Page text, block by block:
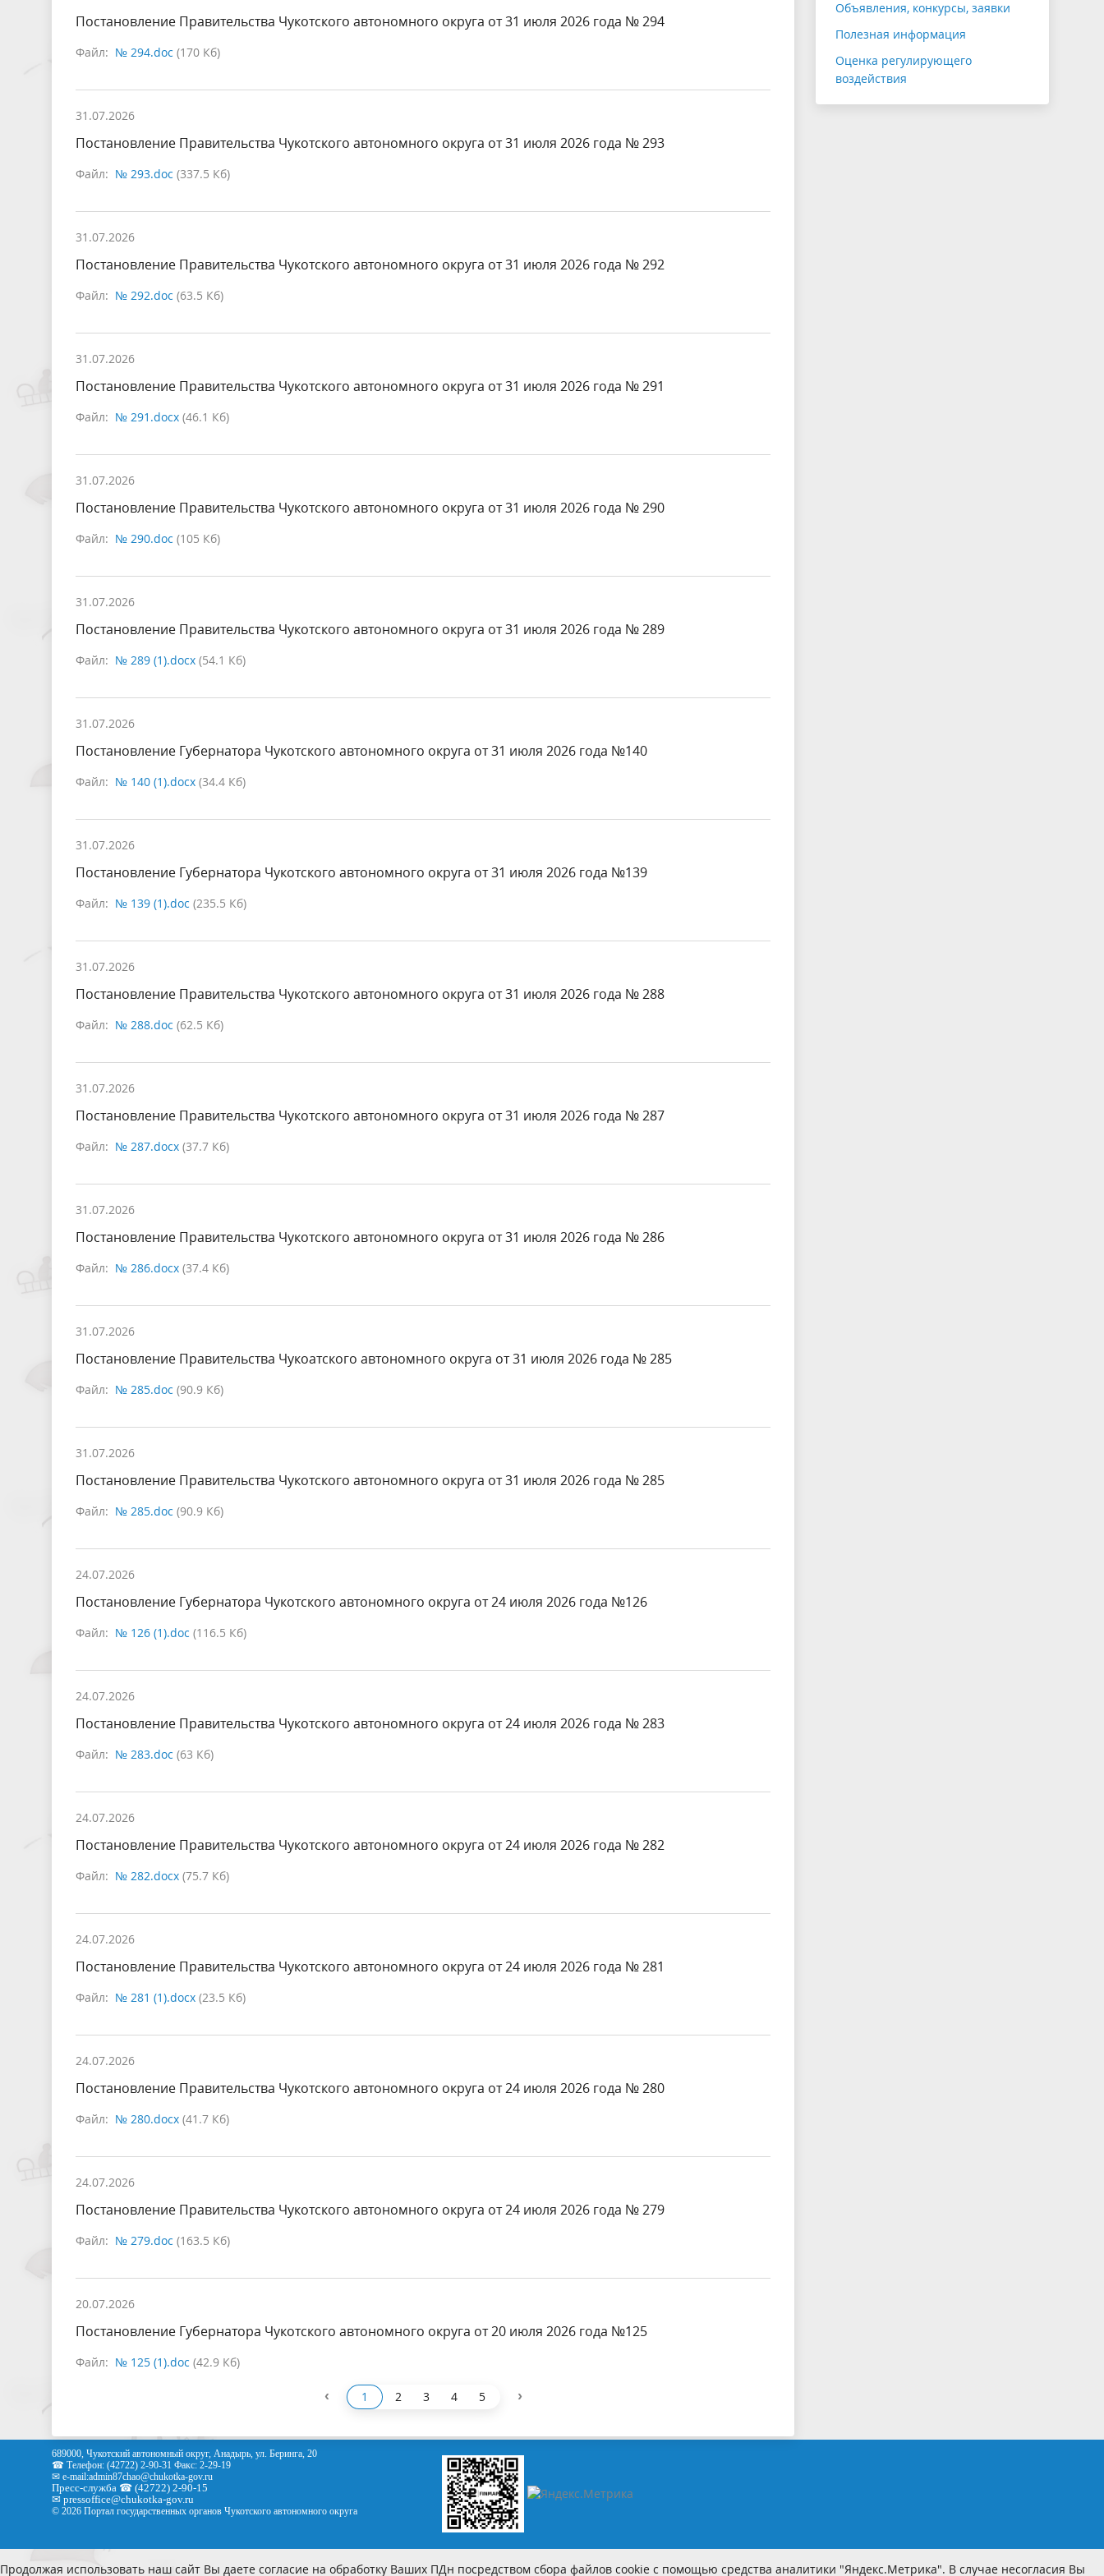
Постановление Правительства Чукотского автономного округа от 31 июля 2026 года № 294
Файл: № 294.doc (170 Кб)
31.07.2026
Постановление Правительства Чукотского автономного округа от 31 июля 2026 года № 293
Файл: № 293.doc (337.5 Кб)
31.07.2026
Постановление Правительства Чукотского автономного округа от 31 июля 2026 года № 292
Файл: № 292.doc (63.5 Кб)
31.07.2026
Постановление Правительства Чукотского автономного округа от 31 июля 2026 года № 291
Файл: № 291.docx (46.1 Кб)
31.07.2026
Постановление Правительства Чукотского автономного округа от 31 июля 2026 года № 290
Файл: № 290.doc (105 Кб)
31.07.2026
Постановление Правительства Чукотского автономного округа от 31 июля 2026 года № 289
Файл: № 289 (1).docx (54.1 Кб)
31.07.2026
Постановление Губернатора Чукотского автономного округа от 31 июля 2026 года №140
Файл: № 140 (1).docx (34.4 Кб)
31.07.2026
Постановление Губернатора Чукотского автономного округа от 31 июля 2026 года №139
Файл: № 139 (1).doc (235.5 Кб)
31.07.2026
Постановление Правительства Чукотского автономного округа от 31 июля 2026 года № 288
Файл: № 288.doc (62.5 Кб)
31.07.2026
Постановление Правительства Чукотского автономного округа от 31 июля 2026 года № 287
Файл: № 287.docx (37.7 Кб)
31.07.2026
Постановление Правительства Чукотского автономного округа от 31 июля 2026 года № 286
Файл: № 286.docx (37.4 Кб)
31.07.2026
Постановление Правительства Чукоaтского автономного округа от 31 июля 2026 года № 285
Файл: № 285.doc (90.9 Кб)
31.07.2026
Постановление Правительства Чукотского автономного округа от 31 июля 2026 года № 285
Файл: № 285.doc (90.9 Кб)
24.07.2026
Постановление Губернатора Чукотского автономного округа от 24 июля 2026 года №126
Файл: № 126 (1).doc (116.5 Кб)
24.07.2026
Постановление Правительства Чукотского автономного округа от 24 июля 2026 года № 283
Файл: № 283.doc (63 Кб)
24.07.2026
Постановление Правительства Чукотского автономного округа от 24 июля 2026 года № 282
Файл: № 282.docx (75.7 Кб)
24.07.2026
Постановление Правительства Чукотского автономного округа от 24 июля 2026 года № 281
Файл: № 281 (1).docx (23.5 Кб)
24.07.2026
Постановление Правительства Чукотского автономного округа от 24 июля 2026 года № 280
Файл: № 280.docx (41.7 Кб)
24.07.2026
Постановление Правительства Чукотского автономного округа от 24 июля 2026 года № 279
Файл: № 279.doc (163.5 Кб)
20.07.2026
Постановление Губернатора Чукотского автономного округа от 20 июля 2026 года №125
Файл: № 125 (1).doc (42.9 Кб)
‹ 1 2 3 4 5 ›
Объявления, конкурсы, заявки
Полезная информация
Оценка регулирующего
воздействия
689000, Чукотский автономный округ, Анадырь, ул. Беринга, 20
☎ Телефон: (42722) 2-90-31 Факс: 2-29-19
✉ e-mail:admin87chao@chukotka-gov.ru
Пресс-служба ☎ (42722) 2-90-15
✉ pressoffice@chukotka-gov.ru
© 2026 Портал государственных органов Чукотского автономного округа
Продолжая использовать наш сайт Вы даете согласие на обработку Ваших ПДн посредством сбора файлов cookie с помощью средства аналитики "Яндекс.Метрика". В случае несогласия Вы